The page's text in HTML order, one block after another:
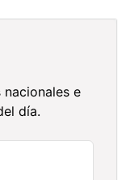
e
día.